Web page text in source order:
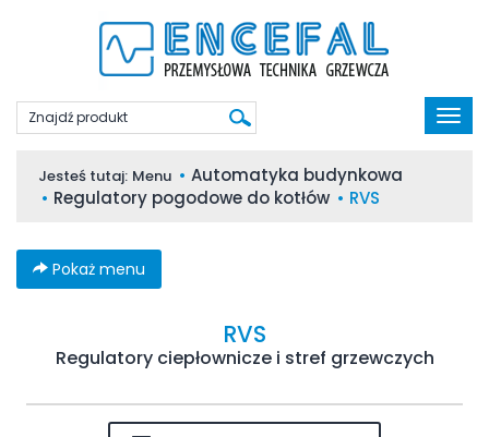
Jesteś tutaj: Menu
Automatyka budynkowa
Regulatory pogodowe do kotłów
RVS
Pokaż menu
RVS
Regulatory ciepłownicze i stref grzewczych